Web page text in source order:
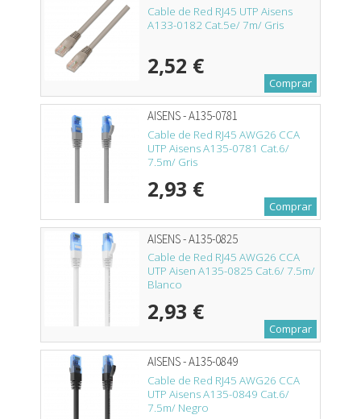
Cable de Red RJ45 UTP Aisens
A133-0182 Cat.5e/ 7m/ Gris
2,52 €
Comprar
AISENS - A135-0781
Cable de Red RJ45 AWG26 CCA
UTP Aisens A135-0781 Cat.6/
7.5m/ Gris
2,93 €
Comprar
AISENS - A135-0825
Cable de Red RJ45 AWG26 CCA
UTP Aisen A135-0825 Cat.6/ 7.5m/
Blanco
2,93 €
Comprar
AISENS - A135-0849
Cable de Red RJ45 AWG26 CCA
UTP Aisens A135-0849 Cat.6/
7.5m/ Negro